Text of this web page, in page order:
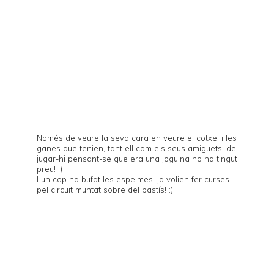
Només de veure la seva cara en veure el cotxe, i les
ganes que tenien, tant ell com els seus amiguets, de
jugar-hi pensant-se que era una joguina no ha tingut
preu! ;)
I un cop ha bufat les espelmes, ja volien fer curses
pel circuit muntat sobre del pastís! :)